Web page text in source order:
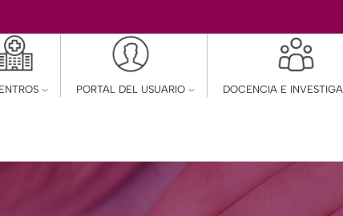
PORTAL DEL USUARIO DOCENCIA E